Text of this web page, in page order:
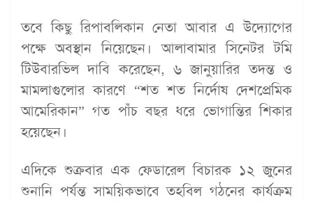
তবে কিছু রিপাবলিকান নেতা আবার এ উদ্যোগের
পক্ষে অবস্থান নিয়েছেন। আলাবামার সিনেটর টমি
টিউবারভিল দাবি করেছেন, ৬ জানুয়ারির তদন্ত ও
মামলাগুলোর কারণে “শত শত নির্দোষ দেশপ্রেমিক
আমেরিকান” গত পাঁচ বছর ধরে ভোগান্তির শিকার
হয়েছেন।
এদিকে শুক্রবার এক ফেডারেল বিচারক ১২ জুনের
শুনানি পর্যন্ত সাময়িকভাবে তহবিল গঠনের কার্যক্রম